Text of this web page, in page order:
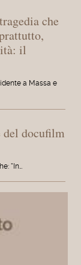
che
il
a Massa e
del docufilm
"In…